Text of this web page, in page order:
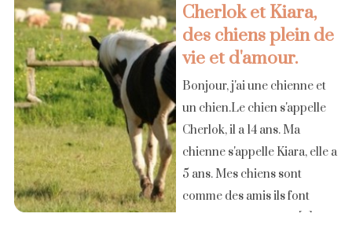
Cherlok et Kiara,
des chiens plein de
vie et d'amour.
Bonjour, j'ai une chienne et
un chien.Le chien s'appelle
Cherlok, il a 14 ans. Ma
chienne s'appelle Kiara, elle a
5 ans. Mes chiens sont
comme des amis ils font